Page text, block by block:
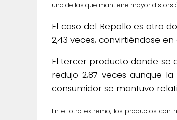
una de las que mantiene mayor
El caso del Repollo es otro
2,43 veces, convirtiéndose
El tercer producto donde se
redujo 2,87 veces aunque
consumidor se mantuvo
En el otro extremo, los productos